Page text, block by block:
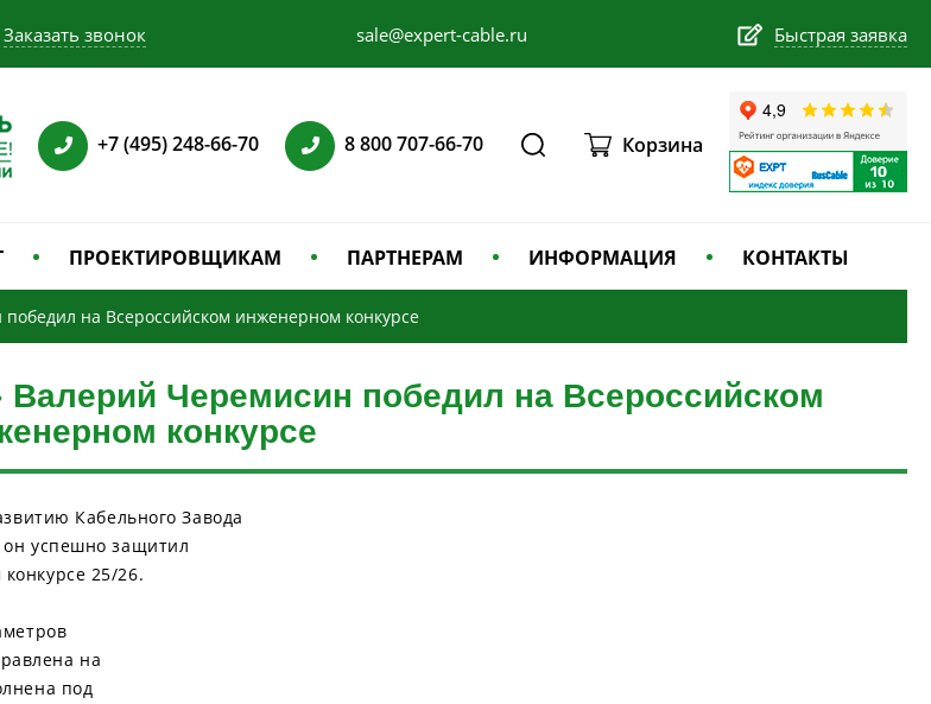
Заказать звонок sale@expert-cable.ru Быстрая заявка
+7 (495) 248-66-70 8 800 707-66-70 Корзина
ПРОЕКТИРОВЩИКАМ ПАРТНЕРАМ ИНФОРМАЦИЯ КОНТАКТЫ
на Всероссийском инженерном конкурсе
Черемисин победил на Всероссийском
конкурсе
Кабельного Завода
успешно защитил
25/26.
на
под